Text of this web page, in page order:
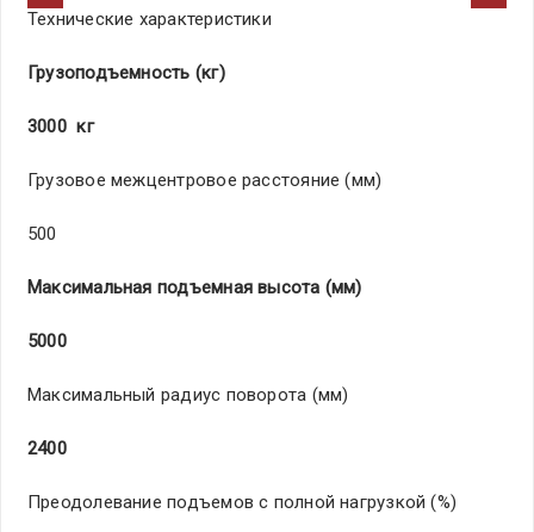
Технические характеристики
Гру­зоп­одъ­емн­ост­ь (кг)
3000 кг
Гру­зов­ое меж­цен­тро­вое­ рас­сто­яни­е (мм)
500
Мак­сим­аль­ная­ под­ъем­ная­ выс­ота­ (мм)
5000
Мак­сим­аль­ный­ рад­иус­ пов­оро­та (мм)
2400
Пре­одо­лев­ани­е под­ъем­ов с пол­ной­ наг­руз­кой­ (%)